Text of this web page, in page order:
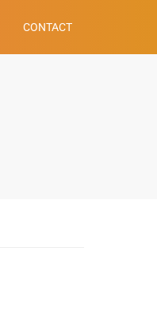
CONTACT